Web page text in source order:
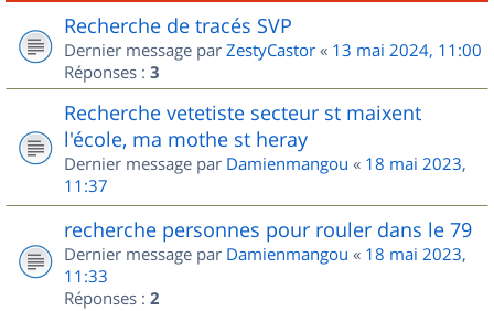
Recherche de tracés SVP
Dernier message par ZestyCastor « 13 mai 2024, 11:00
Réponses : 3
Recherche vetetiste secteur st maixent
l'école, ma mothe st heray
Dernier message par Damienmangou « 18 mai 2023,
11:37
recherche personnes pour rouler dans le 79
Dernier message par Damienmangou « 18 mai 2023,
11:33
Réponses : 2